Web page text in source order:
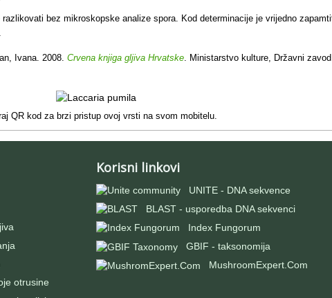
bez mikroskopske analize spora. Kod determinacije je vrijedno
Ivana. 2008. Crvena knjiga gljiva Hrvatske . Ministarstvo kulture, Državni
QR kod za brzi pristup ovoj vrsti na svom mobitelu.
otrusine
Korisni linkovi
UNITE - DNA sekvence
BLAST - usporedba DNA sekvenci
Index Fungorum
GBIF - taksonomija
MushroomExpert.Com